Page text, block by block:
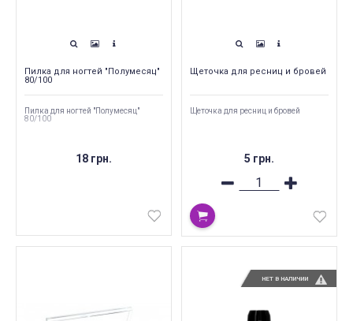
Пилка для ногтей "Полумесяц"
80/100
Пилка для ногтей "Полумесяц"
80/100
18 грн.
Щеточка для ресниц и бровей
Щеточка для ресниц и бровей
5 грн.
НЕТ В НАЛИЧИИ